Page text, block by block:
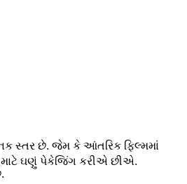
સ્તર છે. જેમ કે આંતરિક ફિલ્મમાં
ઘણું પેકેજિંગ કરીએ છીએ.